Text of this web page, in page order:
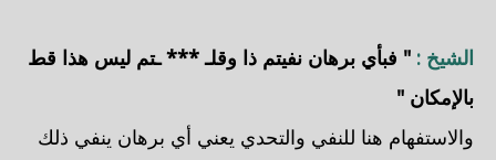
الشيخ : " فبأي برهان نفيتم ذا وقلـ *** ـتم ليس هذا قط
بالإمكان "
والاستفهام هنا للنفي والتحدي يعني أي برهان ينفي ذلك